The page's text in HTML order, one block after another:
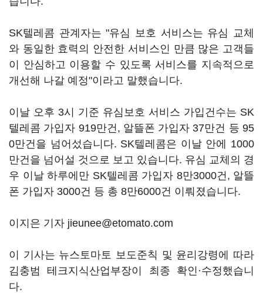
SK텔레콤 관계자는 "유심 보호 서비스는 유심 교체
와 동일한 효력의 안전한 서비스인 만큼 많은 고객들
이 안심하고 이용할 수 있도록 서비스를 지속적으로
개선해 나갈 예정"이라고 말했습니다.
이날 오후 3시 기준 유심보호 서비스 가입건수는 SK
텔레콤 가입자 919만건, 알뜰폰 가입자 37만건 등 95
0만건을 넘어섰습니다. SK텔레콤은 이날 안에 1000
만건을 넘어설 것으로 보고 있습니다. 유심 교체의 경
우 이날 하루에만 SK텔레콤 가입자 8만3000건, 알뜰
폰 가입자 3000건 등 총 8만6000건 이뤄졌습니다.
이지은 기자 jieunee@etomato.com
이 기사는 뉴스토마토 보도준칙 및 윤리강령에 따라
김충범 테크지식산업부장이 최종 확인·수정했습니
다.